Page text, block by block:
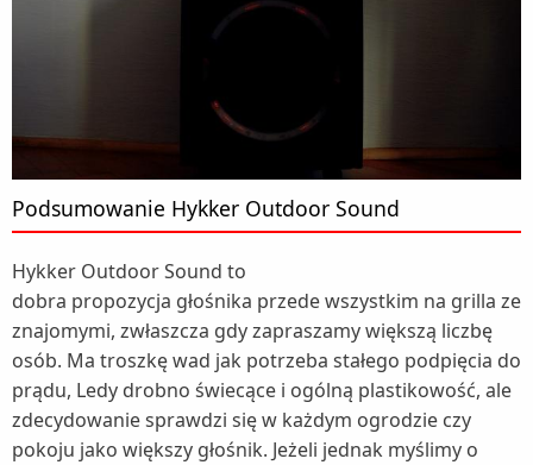
Podsumowanie Hykker Outdoor Sound
Hykker Outdoor Sound to
dobra propozycja głośnika przede wszystkim na grilla ze
znajomymi, zwłaszcza gdy zapraszamy większą liczbę
osób. Ma troszkę wad jak potrzeba stałego podpięcia do
prądu, Ledy drobno świecące i ogólną plastikowość, ale
zdecydowanie sprawdzi się w każdym ogrodzie czy
pokoju jako większy głośnik. Jeżeli jednak myślimy o